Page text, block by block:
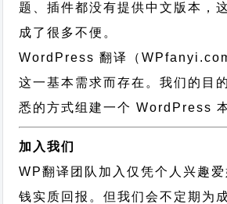
题、插件都没有提供中文版本，
成了很多不便。
WordPress 翻译（
这一基本需求而存在。我们的目
悉的方式组建一个 WordPress
加入我们
WP翻译团队加入仅凭个人兴趣
钱实质回报。但我们会不定期为